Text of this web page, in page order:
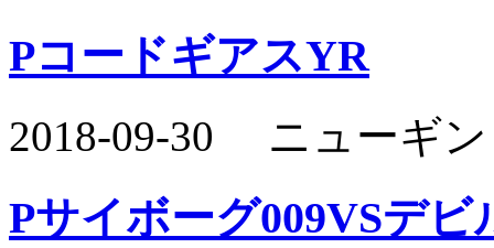
PコードギアスYR
2018-09-30 ニューギ
Pサイボーグ009VSデビ